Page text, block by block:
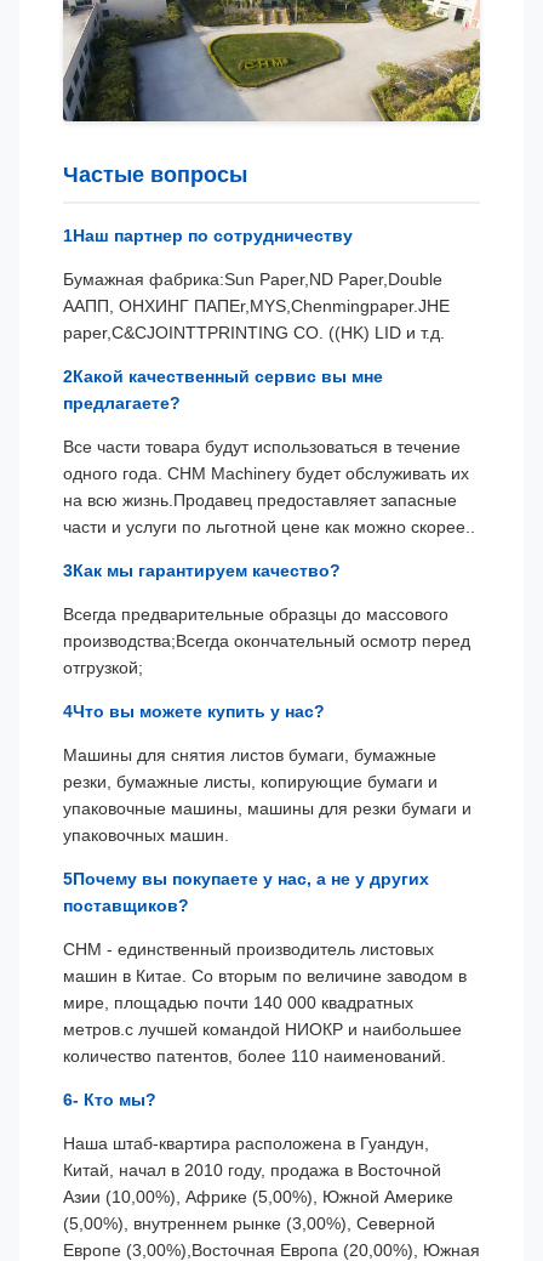
Частые вопросы
1Наш партнер по сотрудничеству
Бумажная фабрика:Sun Paper,ND Paper,Double
AАПП, ОНХИНГ ПАПЕr,MYS,Chenmingpaper.JHE
paper,C&CJOINTTPRINTING CO. ((HK) LID и т.д.
2Какой качественный сервис вы мне
предлагаете?
Все части товара будут использоваться в течение
одного года. CHM Machinery будет обслуживать их
на всю жизнь.Продавец предоставляет запасные
части и услуги по льготной цене как можно скорее..
3Как мы гарантируем качество?
Всегда предварительные образцы до массового
производства;Всегда окончательный осмотр перед
отгрузкой;
4Что вы можете купить у нас?
Машины для снятия листов бумаги, бумажные
резки, бумажные листы, копирующие бумаги и
упаковочные машины, машины для резки бумаги и
упаковочных машин.
5Почему вы покупаете у нас, а не у других
поставщиков?
CHM - единственный производитель листовых
машин в Китае. Со вторым по величине заводом в
мире, площадью почти 140 000 квадратных
метров.с лучшей командой НИОКР и наибольшее
количество патентов, более 110 наименований.
6- Кто мы?
Наша штаб-квартира расположена в Гуандун,
Китай, начал в 2010 году, продажа в Восточной
Азии (10,00%), Африке (5,00%), Южной Америке
(5,00%), внутреннем рынке (3,00%), Северной
Европе (3,00%),Восточная Европа (20,00%), Южная